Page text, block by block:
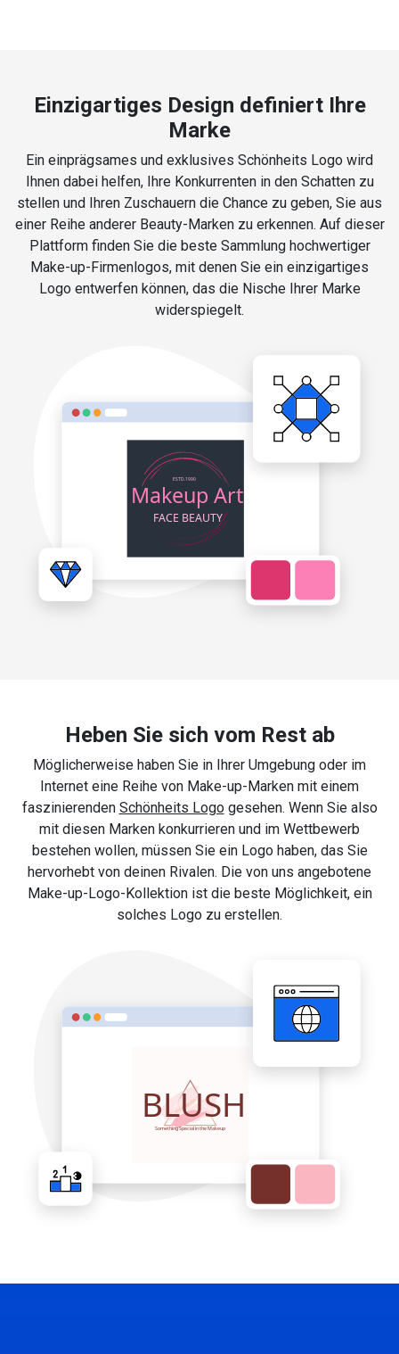
Einzigartiges Design definiert Ihre
Marke
Ein einprägsames und exklusives Schönheits Logo wird
Ihnen dabei helfen, Ihre Konkurrenten in den Schatten zu
stellen und Ihren Zuschauern die Chance zu geben, Sie aus
einer Reihe anderer Beauty-Marken zu erkennen. Auf dieser
Plattform finden Sie die beste Sammlung hochwertiger
Make-up-Firmenlogos, mit denen Sie ein einzigartiges
Logo entwerfen können, das die Nische Ihrer Marke
widerspiegelt.
Heben Sie sich vom Rest ab
Möglicherweise haben Sie in Ihrer Umgebung oder im
Internet eine Reihe von Make-up-Marken mit einem
faszinierenden Schönheits Logogesehen. Wenn Sie also
mit diesen Marken konkurrieren und im Wettbewerb
bestehen wollen, müssen Sie ein Logo haben, das Sie
hervorhebt von deinen Rivalen. Die von uns angebotene
Make-up-Logo-Kollektion ist die beste Möglichkeit, ein
solches Logo zu erstellen.